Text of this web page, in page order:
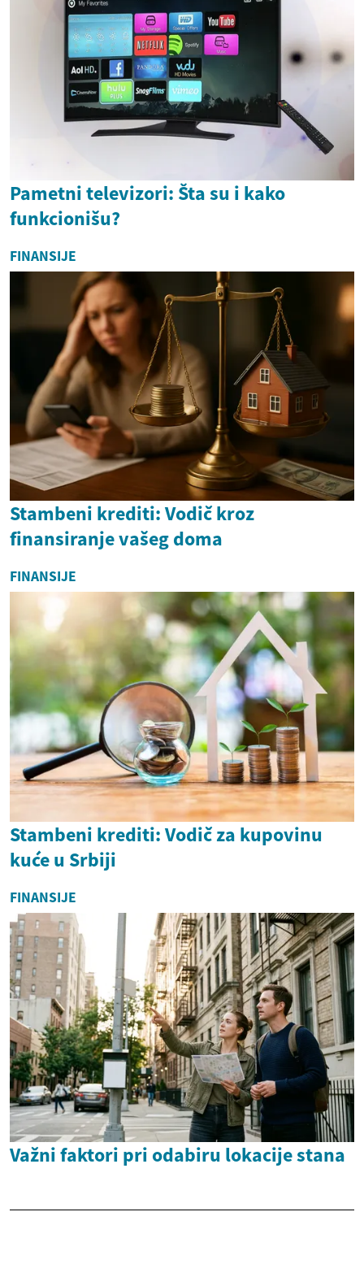
Pametni televizori: Šta su i kako
funkcionišu?
FINANSIJE
Stambeni krediti: Vodič kroz
finansiranje vašeg doma
FINANSIJE
Stambeni krediti: Vodič za kupovinu
kuće u Srbiji
FINANSIJE
Važni faktori pri odabiru lokacije stana